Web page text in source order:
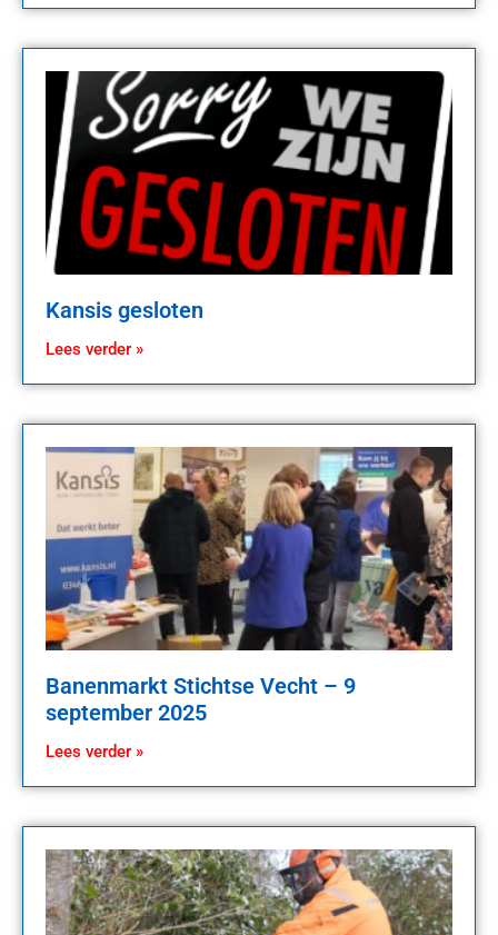
Kansis gesloten
Lees verder »
Banenmarkt Stichtse Vecht – 9
september 2025
Lees verder »